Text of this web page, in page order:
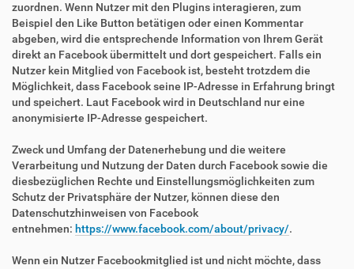
zuordnen. Wenn Nutzer mit den Plugins interagieren, zum
Beispiel den Like Button betätigen oder einen Kommentar
abgeben, wird die entsprechende Information von Ihrem Gerät
direkt an Facebook übermittelt und dort gespeichert. Falls ein
Nutzer kein Mitglied von Facebook ist, besteht trotzdem die
Möglichkeit, dass Facebook seine IP-Adresse in Erfahrung bringt
und speichert. Laut Facebook wird in Deutschland nur eine
anonymisierte IP-Adresse gespeichert.
Zweck und Umfang der Datenerhebung und die weitere
Verarbeitung und Nutzung der Daten durch Facebook sowie die
diesbezüglichen Rechte und Einstellungsmöglichkeiten zum
Schutz der Privatsphäre der Nutzer, können diese den
Datenschutzhinweisen von Facebook
entnehmen: https://www.facebook.com/about/privacy/.
Wenn ein Nutzer Facebookmitglied ist und nicht möchte, dass